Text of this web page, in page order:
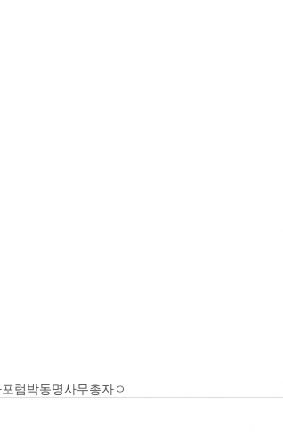
럼박동명사무총자ㅇ